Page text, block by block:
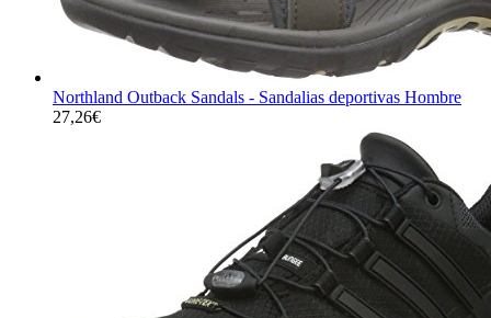
Northland Outback Sandals - Sandalias deportivas Hombre
27,26€